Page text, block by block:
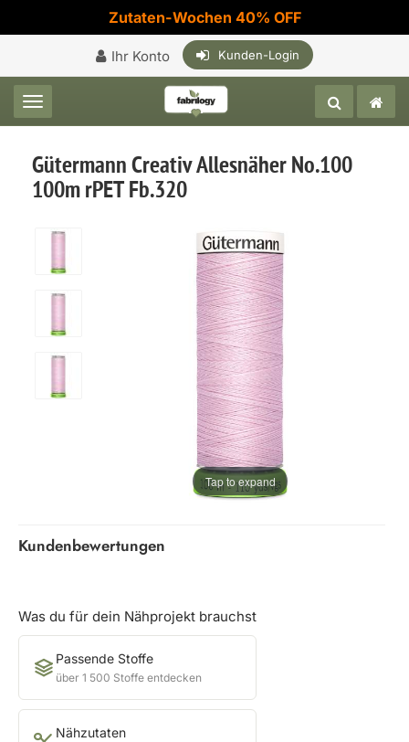
Zutaten-Wochen 40% OFF
Ihr Konto Kunden-Login
Toggle navigation
Gütermann Creativ Allesnäher No.100
100m rPET Fb.320
Tap to expand
Kundenbewertungen
Was du für dein Nähprojekt brauchst
Passende Stoffe
über 1 500 Stoffe entdecken
Nähzutaten